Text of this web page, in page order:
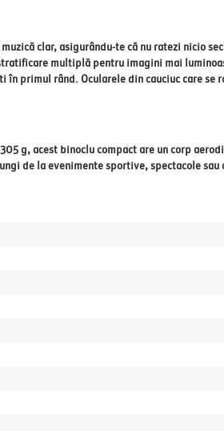
clar, asigurându-te că nu ratezi nicio
multiplă pentru imagini mai
primul rând. Ocularele din cauciuc care se
g, acest binoclu compact are un corp
de la evenimente sportive, spectacole sau